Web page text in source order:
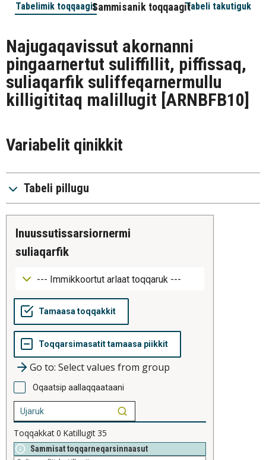
Tabelimik toqqaagitSammisanik toqqaagitTabeli takutiguk
Najugaqavissut akornanni
pingaarnertut suliffillit, piffissaq,
suliaqarfik suliffeqarnermullu
killigititaq malillugit [ARNBFB10]
Variabelit qinikkit
Tabeli pillugu
inuussutissarsiornermi
suliaqarfik
Go to: Select values from group
Oqaatsip aallaqqaataani
Toqqakkat0 Katillugit35
Sammisat toqqarneqarsinnaasut